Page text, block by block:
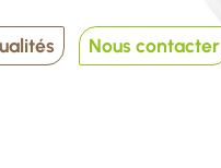
Nous contacter